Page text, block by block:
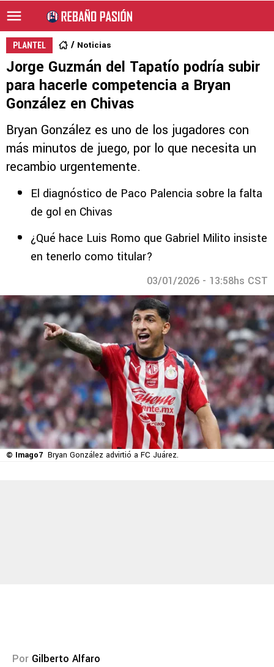
PLANTEL Noticias
Jorge Guzmán del Tapatío podría subir
para hacerle competencia a Bryan
González en Chivas
Bryan González es uno de los jugadores con
más minutos de juego, por lo que necesita un
recambio urgentemente.
El diagnóstico de Paco Palencia sobre la falta
de gol en Chivas
¿Qué hace Luis Romo que Gabriel Milito insiste
en tenerlo como titular?
03/01/2026 - 13:58hs CST
© Imago7 Bryan González advirtió a FC Juárez.
Por Gilberto Alfaro